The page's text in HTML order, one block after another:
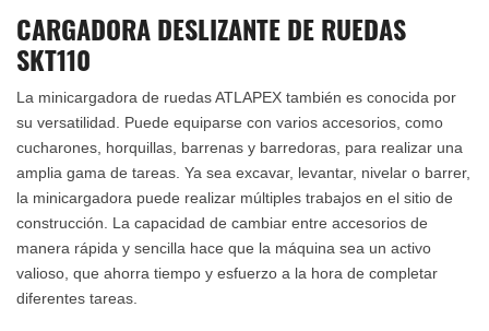
CARGADORA DESLIZANTE DE RUEDAS
SKT110
La minicargadora de ruedas ATLAPEX también es conocida por
su versatilidad. Puede equiparse con varios accesorios, como
cucharones, horquillas, barrenas y barredoras, para realizar una
amplia gama de tareas. Ya sea excavar, levantar, nivelar o barrer,
la minicargadora puede realizar múltiples trabajos en el sitio de
construcción. La capacidad de cambiar entre accesorios de
manera rápida y sencilla hace que la máquina sea un activo
valioso, que ahorra tiempo y esfuerzo a la hora de completar
diferentes tareas.